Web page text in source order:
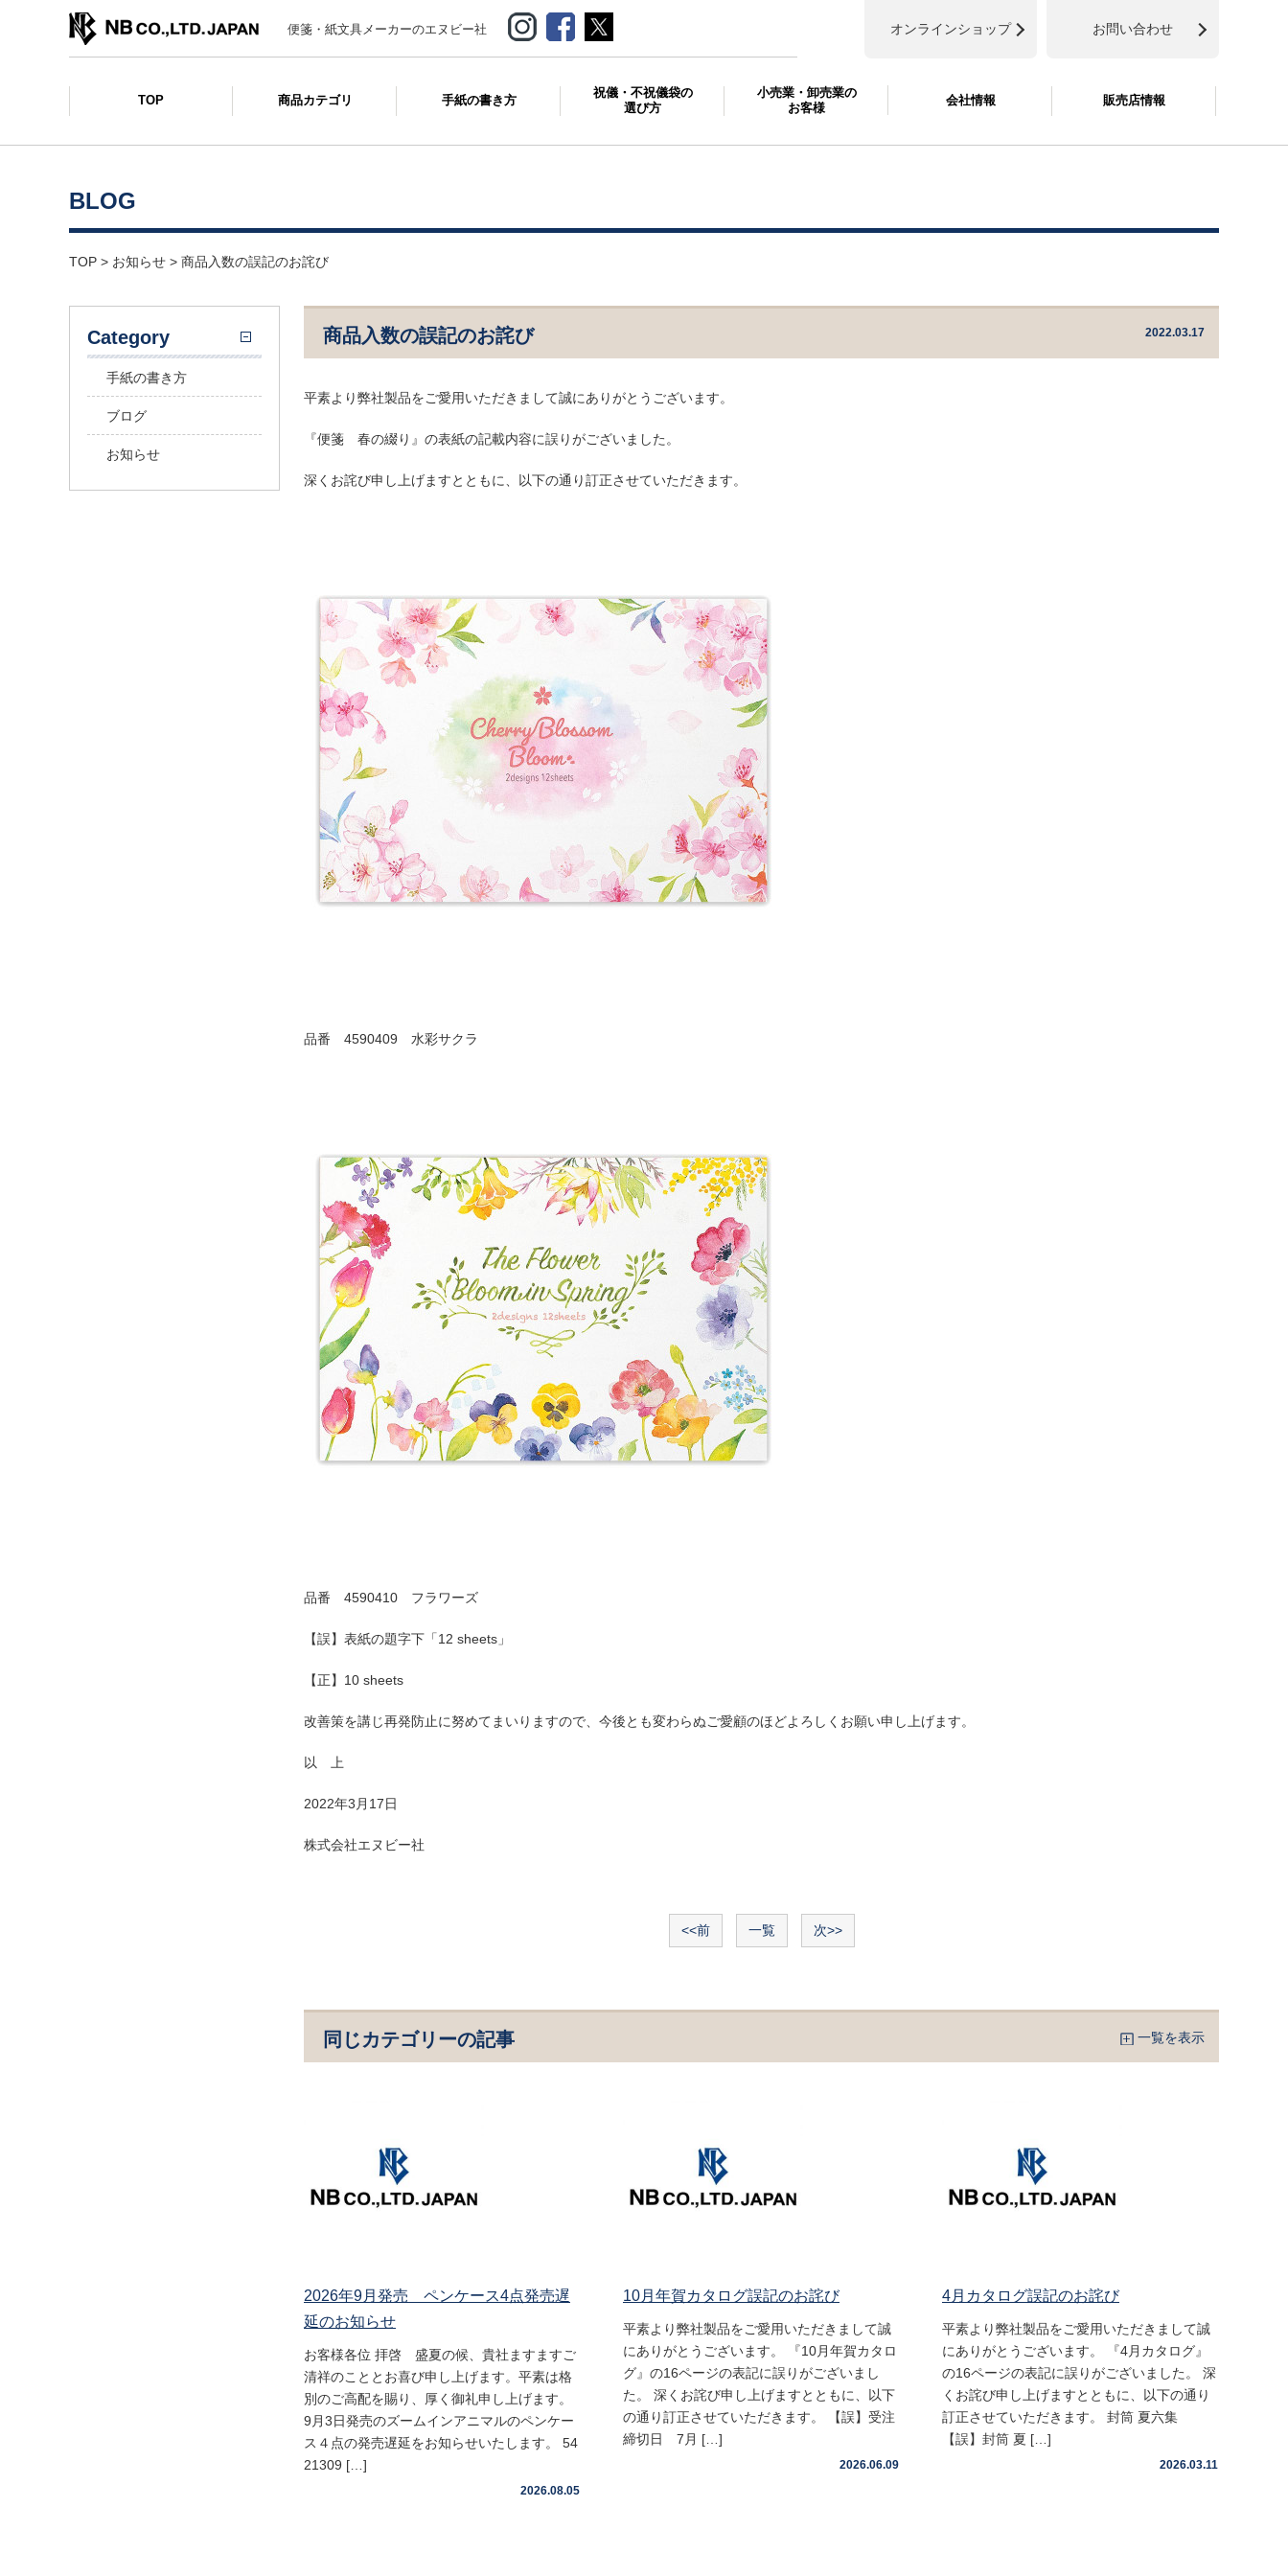
便箋・紙文具メーカーのエヌビー社 お問い合わせ
オンラインショップ
TOP 商品カテゴリ 手紙の書き方
祝儀・不祝儀袋の
選び方
小売業・卸売業の
お客様
会社情報 販売店情報
BLOG
TOP > お知らせ > 商品入数の誤記のお詫び
商品入数の誤記のお詫び 2022.03.17
平素より弊社製品をご愛用いただきまして誠にありがとうございます。
『便箋 春の綴り』の表紙の記載内容に誤りがございました。
深くお詫び申し上げますとともに、以下の通り訂正させていただきます。
品番 4590409 水彩サクラ
品番 4590410 フラワーズ
【誤】表紙の題字下「12 sheets」
【正】10 sheets
改善策を講じ再発防止に努めてまいりますので、今後とも変わらぬご愛顧のほどよろしくお願い申し上げます。
以 上
2022年3月17日
株式会社エヌビー社
<<前 一覧 次>>
同じカテゴリーの記事 一覧を表示
2026年9月発売 ペンケース4点発売遅
延のお知らせ
お客様各位 拝啓 盛夏の候、貴社ますますご
清祥のこととお喜び申し上げます。平素は格
別のご高配を賜り、厚く御礼申し上げます。
9月3日発売のズームインアニマルのペンケー
ス４点の発売遅延をお知らせいたします。 54
21309 […]
2026.08.05
10月年賀カタログ誤記のお詫び
平素より弊社製品をご愛用いただきまして誠
にありがとうございます。 『10月年賀カタロ
グ』の16ページの表記に誤りがございまし
た。 深くお詫び申し上げますとともに、以下
の通り訂正させていただきます。 【誤】受注
締切日 7月 […]
2026.06.09
4月カタログ誤記のお詫び
平素より弊社製品をご愛用いただきまして誠
にありがとうございます。 『4月カタログ』
の16ページの表記に誤りがございました。 深
くお詫び申し上げますとともに、以下の通り
訂正させていただきます。 封筒 夏六集
【誤】封筒 夏 […]
2026.03.11
Category
手紙の書き方
ブログ
お知らせ